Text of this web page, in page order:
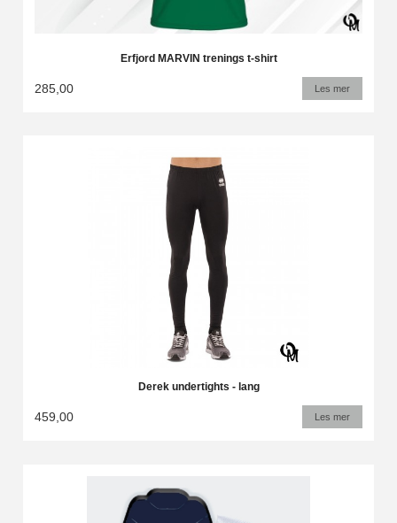
Erfjord MARVIN trenings t-shirt
285,00 Les mer
Derek undertights - lang
459,00 Les mer